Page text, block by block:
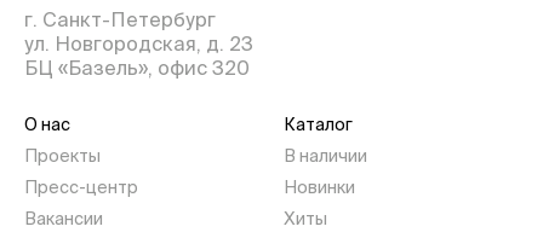
г. Санкт-Петербург
ул. Новгородская, д. 23
БЦ «Базель», офис 320
О нас
Проекты
Пресс-центр
Вакансии
Каталог
В наличии
Новинки
Хиты